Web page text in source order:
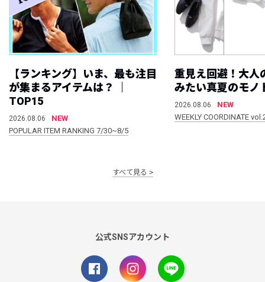
【ランキング】いま、最も注目
が集まるアイテムは？ ｜
TOP15
2026.08.06
NEW
POPULAR ITEM RANKING 7/30~8/5
重見え回避！大人
みたい真夏のモノ
2026.08.06
NEW
WEEKLY COORDINATE
すべて見る
公式SNSアカウント